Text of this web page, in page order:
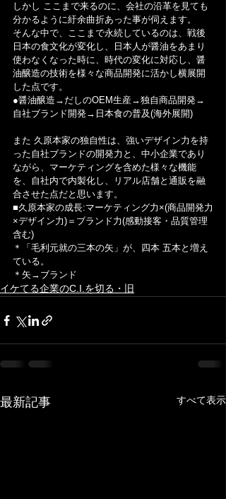
しかし ここまで来るのに、会社の沿革を見ても
分かるように紆余曲折あった事が伺えます。
そんな中で、ここまで永続しているのは、戦後
日本の食文化が変化し、日本人が醤油をあまり
使わなくなった時に、時代の変化に対応し、醤
油醸造の技術を様々な商品開発に活かし横展開
した点です。
●醤油醸造→だしのOEM生産→独自商品開発→
自社ブランド開発→日本食の普及(海外展開)
また 久原本家の独自性は、強いデザイン力を持
った自社ブランドの開発力と、中小企業であり
ながら、マーケティングを含めた様々な機能
を、自社内で内製化し、リアル店舗と通販を融
合させた点だと思います。
■久原本家の成長:マーケティング力×(商品開発力
×デザイン力)＝ブランド力(感動接客・品質管理
含む)
＊「毛利元就の三本の矢」が、四本 五本と増え
ている。
＊矢→ブランド
イケてる企業のC.I.を切る・旧
最新記事 すべて表示